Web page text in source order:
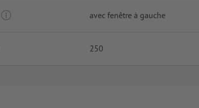
avec fenêtre à gauche
250